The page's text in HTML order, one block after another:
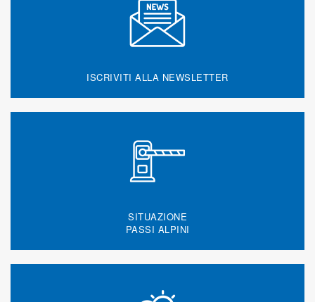
ISCRIVITI ALLA NEWSLETTER
SITUAZIONE
PASSI ALPINI